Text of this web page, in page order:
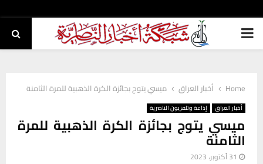
PRIMARY
Home أخبار العراق ميسي يتوج بجائزة الكرة الذهبية للمرة الثامنة
أخبار العراق إذاعة وتلفزيون الناصرية
ميسي يتوج بجائزة الكرة الذهبية للمرة
الثامنة
31 أكتوبر، 2023